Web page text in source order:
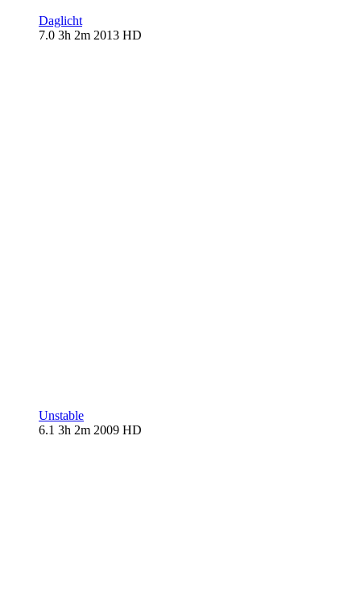
Daglicht
7.0 3h 2m 2013 HD
Unstable
6.1 3h 2m 2009 HD